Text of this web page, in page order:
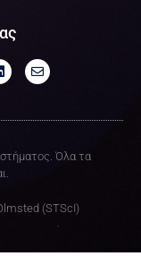
Όλα τα
(STScI)